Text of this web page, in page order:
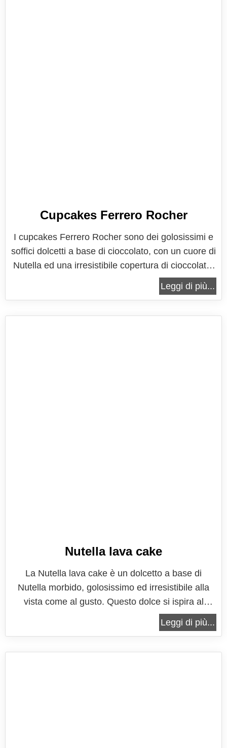
Cupcakes Ferrero Rocher
I cupcakes Ferrero Rocher sono dei golosissimi e
soffici dolcetti a base di cioccolato, con un cuore di
Nutella ed una irresistibile copertura di cioccolato,
per completare il tutto un delizioso Ferrero Rocher
e della sfiziosa e croccante granella di nocciole. I
Leggi di più...
Nutella lava cake
La Nutella lava cake è un dolcetto a base di
Nutella morbido, golosissimo ed irresistibile alla
vista come al gusto. Questo dolce si ispira al
classico tortino al cioccolato con cuore fondente,
che con il morbido e cremoso ripieno di cioccolato
Leggi di più...